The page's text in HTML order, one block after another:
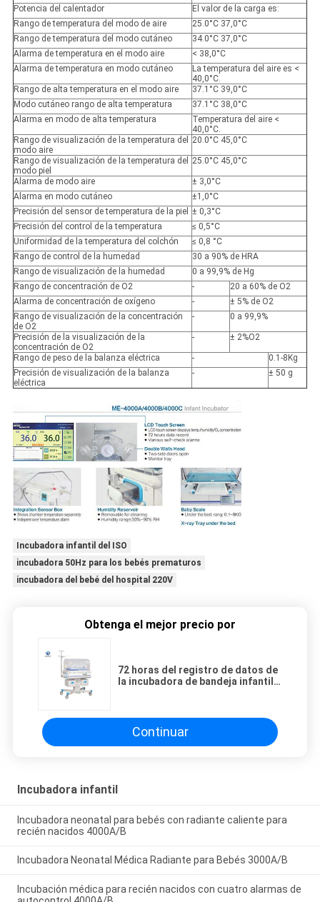
Potencia del calentador
El valor de la carga es:
Rango de temperatura del modo de aire
25.0°C 37,0°C
Rango de temperatura del modo cutáneo
34.0°C 37,0°C
Alarma de temperatura en el modo aire
< 38,0°C
Alarma de temperatura en modo cutáneo
La temperatura del aire es <
40,0°C.
Rango de alta temperatura en el modo aire
37.1°C 39,0°C
Modo cutáneo rango de alta temperatura
37.1°C 38,0°C
Alarma en modo de alta temperatura
Temperatura del aire <
40,0°C.
Rango de visualización de la temperatura del
modo aire
20.0°C 45,0°C
Rango de visualización de la temperatura del
modo piel
25.0°C 45,0°C
Alarma de modo aire
± 3,0°C
Alarma en modo cutáneo
±1,0°C
Precisión del sensor de temperatura de la piel ± 0,3°C
Precisión del control de la temperatura
≤ 0,5°C
Uniformidad de la temperatura del colchón
≤ 0,8 °C
Rango de control de la humedad
30 a 90% de HRA
Rango de visualización de la humedad
0 a 99,9% de Hg
Rango de concentración de O2
-
20 a 60% de O2
Alarma de concentración de oxígeno
-
± 5% de O2
Rango de visualización de la concentración
de O2
- 0 a 99,9%
Precisión de la visualización de la
concentración de O2
- ± 2%O2
Rango de peso de la balanza eléctrica -
0.1-8Kg
Precisión de visualización de la balanza
eléctrica
- ± 50 g
Incubadora infantil del ISO
incubadora 50Hz para los bebés prematuros
incubadora del bebé del hospital 220V
Obtenga el mejor precio por
72 horas del registro de datos de
la incubadora de bandeja infantil
Continuar
Incubadora infantil
Incubadora neonatal para bebés con radiante caliente para
recién nacidos 4000A/B
Incubadora Neonatal Médica Radiante para Bebés 3000A/B
Incubación médica para recién nacidos con cuatro alarmas de